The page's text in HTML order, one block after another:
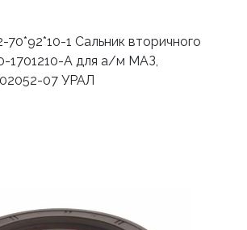
70*92*10-1 Сальник вторичного
1701210-А для а/м МАЗ,
07 УРАЛ